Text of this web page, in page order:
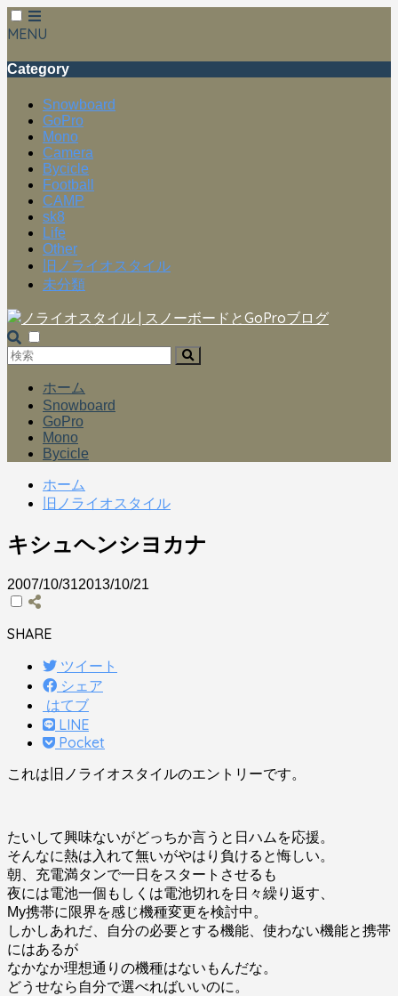
MENU
Category
Snowboard
GoPro
Mono
Camera
Bycicle
Football
CAMP
sk8
Life
Other
旧ノライオスタイル
未分類
ホーム
Snowboard
GoPro
Mono
Bycicle
ホーム
旧ノライオスタイル
キシュヘンシヨカナ
2007/10/312013/10/21
SHARE
ツイート
シェア
はてブ
LINE
Pocket
これは旧ノライオスタイルのエントリーです。
たいして興味ないがどっちか言うと日ハムを応援。
そんなに熱は入れて無いがやはり負けると悔しい。
朝、充電満タンで一日をスタートさせるも
夜には電池一個もしくは電池切れを日々繰り返す、
My携帯に限界を感じ機種変更を検討中。
しかしあれだ、自分の必要とする機能、使わない機能と携帯
にはあるが
なかなか理想通りの機種はないもんだな。
どうせなら自分で選べればいいのに。